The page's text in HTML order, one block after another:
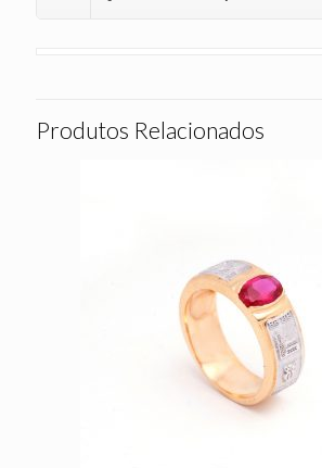
Produtos Relacionados